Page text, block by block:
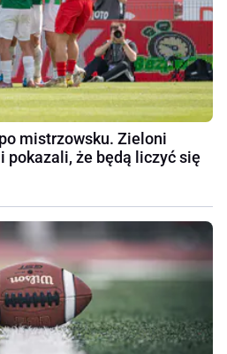
mistrzowsku. Zieloni
pokazali, że będą liczyć się